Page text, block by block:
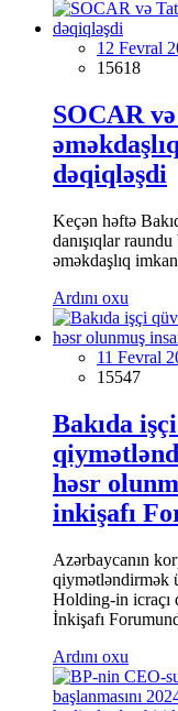
12 Fevral
15618
SOCAR
dəqiqləşdi
Keçən həftə
danışıqlar
əməkdaşlıq
Ardını oxu
11 Fevral
15547
Bakıda
həsr
inkişafı
Azərbaycanın
qiymətləndirmək
Holding-in icraçı
İnkişafı
Ardını oxu